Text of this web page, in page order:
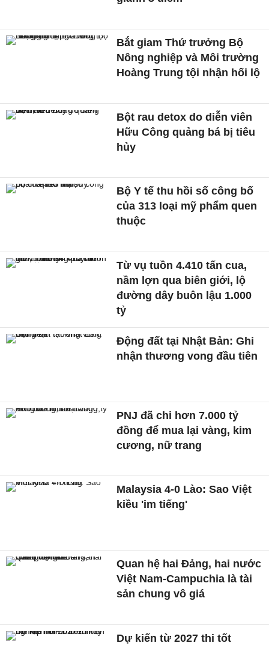
Bắt giam Thứ trưởng Bộ
Nông nghiệp và Môi trường
Hoàng Trung tội nhận hối lộ
Bột rau detox do diễn viên
Hữu Công quảng bá bị tiêu
hủy
Bộ Y tế thu hồi số công bố
của 313 loại mỹ phẩm quen
thuộc
Từ vụ tuồn 4.410 tấn cua,
nầm lợn qua biên giới, lộ
đường dây buôn lậu 1.000
tỷ
Động đất tại Nhật Bản: Ghi
nhận thương vong đầu tiên
PNJ đã chi hơn 7.000 tỷ
đồng để mua lại vàng, kim
cương, nữ trang
Malaysia 4-0 Lào: Sao Việt
kiều 'im tiếng'
Quan hệ hai Đảng, hai nước
Việt Nam-Campuchia là tài
sản chung vô giá ​
Dự kiến từ 2027 thi tốt